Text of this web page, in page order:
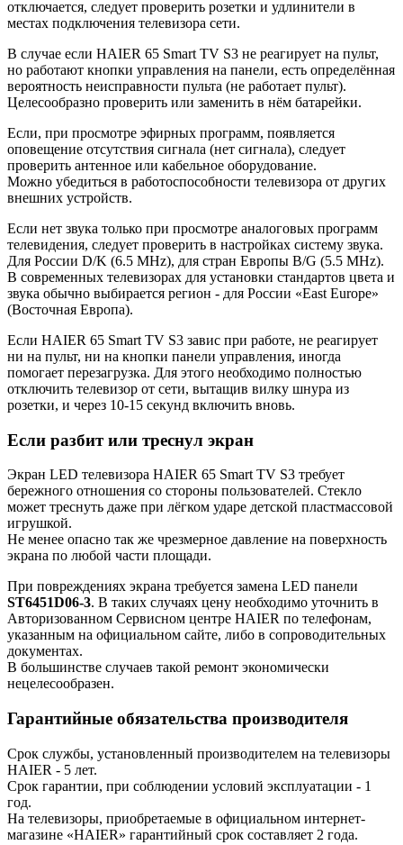
отключается, следует проверить розетки и удлинители в
местах подключения телевизора сети.
В случае если HAIER 65 Smart TV S3 не реагирует на пульт,
но работают кнопки управления на панели, есть определённая
вероятность неисправности пульта (не работает пульт).
Целесообразно проверить или заменить в нём батарейки.
Если, при просмотре эфирных программ, появляется
оповещение отсутствия сигнала (нет сигнала), следует
проверить антенное или кабельное оборудование.
Можно убедиться в работоспособности телевизора от других
внешних устройств.
Если нет звука только при просмотре аналоговых программ
телевидения, следует проверить в настройках систему звука.
Для России D/K (6.5 MHz), для стран Европы B/G (5.5 MHz).
В современных телевизорах для установки стандартов цвета и
звука обычно выбирается регион - для России «East Europe»
(Восточная Европа).
Если HAIER 65 Smart TV S3 завис при работе, не реагирует
ни на пульт, ни на кнопки панели управления, иногда
помогает перезагрузка. Для этого необходимо полностью
отключить телевизор от сети, вытащив вилку шнура из
розетки, и через 10-15 секунд включить вновь.
Если разбит или треснул экран
Экран LED телевизора HAIER 65 Smart TV S3 требует
бережного отношения со стороны пользователей. Стекло
может треснуть даже при лёгком ударе детской пластмассовой
игрушкой.
Не менее опасно так же чрезмерное давление на поверхность
экрана по любой части площади.
При повреждениях экрана требуется замена LED панели
ST6451D06-3. В таких случаях цену необходимо уточнить в
Авторизованном Сервисном центре HAIER по телефонам,
указанным на официальном сайте, либо в сопроводительных
документах.
В большинстве случаев такой ремонт экономически
нецелесообразен.
Гарантийные обязательства производителя
Срок службы, установленный производителем на телевизоры
HAIER - 5 лет.
Срок гарантии, при соблюдении условий эксплуатации - 1
год.
На телевизоры, приобретаемые в официальном интернет-
магазине «HAIER» гарантийный срок составляет 2 года.